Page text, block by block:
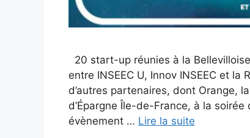
20 start-up réunies à la
entre INSEEC U, Innov INSEEC et
d’autres partenaires, dont Orange,
d’Épargne Île-de-France, à la
évènement … Lire la suite